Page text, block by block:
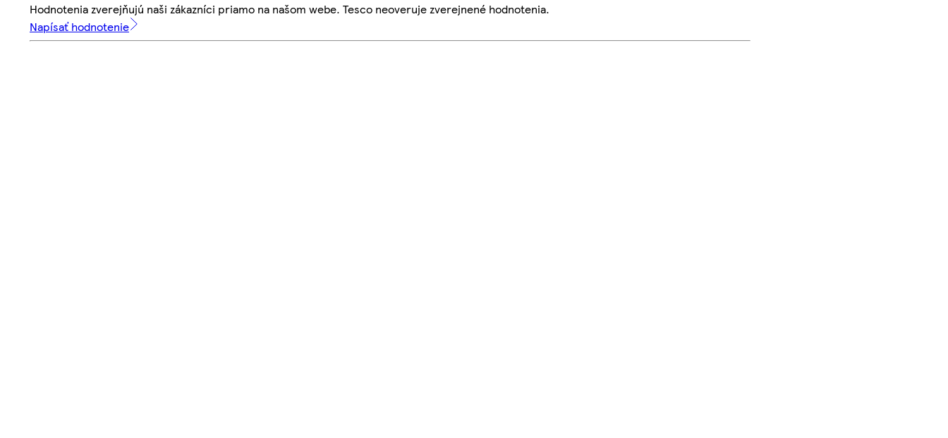
Hodnotenia zverejňujú naši zákazníci priamo na našom webe. Tesco neoveruje zverejnené hodnotenia.
Napísať hodnotenie